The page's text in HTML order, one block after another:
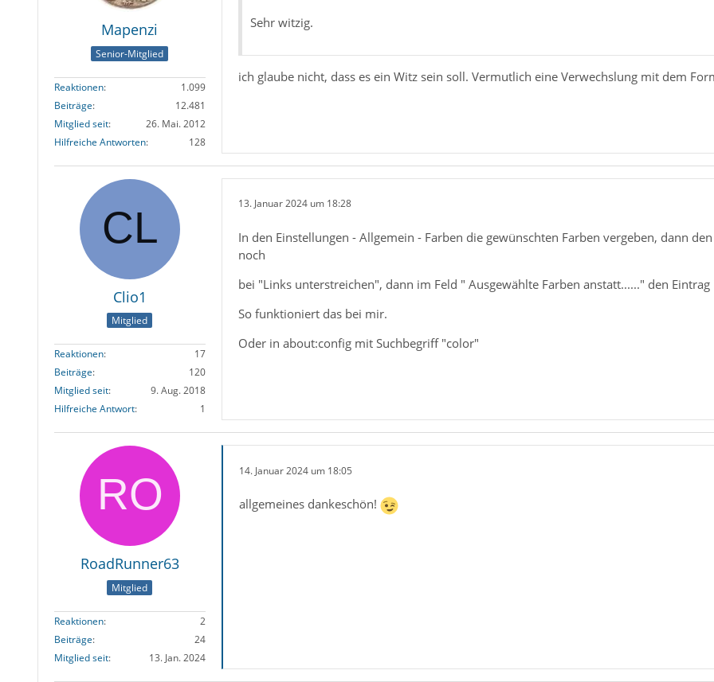
Mapenzi
Senior-Mitglied
Reaktionen
1.099
Beiträge
12.481
Mitglied seit
26. Mai. 2012
Hilfreiche Antworten
128
Sehr witzig.
ich glaube nicht, dass es ein Witz sein soll. Vermutlich eine Verwechslung mit dem
Clio1
Mitglied
Reaktionen
17
Beiträge
120
Mitglied seit
9. Aug. 2018
Hilfreiche Antwort
1
13. Januar 2024 um 18:28
In den Einstellungen - Allgemein - Farben die gewünschten Farben vergeben, dann
noch
bei "Links unterstreichen", dann im Feld " Ausgewählte Farben anstatt......" den
So funktioniert das bei mir.
Oder in about:config mit Suchbegriff "color"
RoadRunner63
Mitglied
Reaktionen
2
Beiträge
24
Mitglied seit
13. Jan. 2024
14. Januar 2024 um 18:05
allgemeines dankeschön!